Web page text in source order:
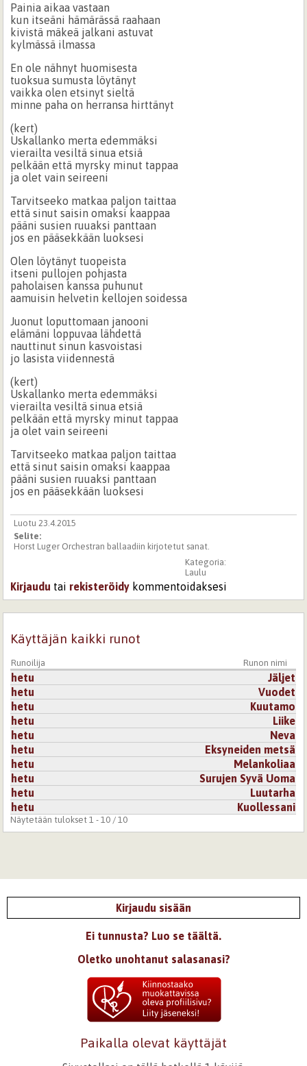
Painia aikaa vastaan
kun itseäni hämärässä raahaan
kivistä mäkeä jalkani astuvat
kylmässä ilmassa
En ole nähnyt huomisesta
tuoksua sumusta löytänyt
vaikka olen etsinyt sieltä
minne paha on herransa hirttänyt
(kert)
Uskallanko merta edemmäksi
vierailta vesiltä sinua etsiä
pelkään että myrsky minut tappaa
ja olet vain seireeni
Tarvitseeko matkaa paljon taittaa
että sinut saisin omaksi kaappaa
pääni susien ruuaksi panttaan
jos en pääsekkään luoksesi
Olen löytänyt tuopeista
itseni pullojen pohjasta
paholaisen kanssa puhunut
aamuisin helvetin kellojen soidessa
Juonut loputtomaan janooni
elämäni loppuvaa lähdettä
nauttinut sinun kasvoistasi
jo lasista viidennestä
(kert)
Uskallanko merta edemmäksi
vierailta vesiltä sinua etsiä
pelkään että myrsky minut tappaa
ja olet vain seireeni
Tarvitseeko matkaa paljon taittaa
että sinut saisin omaksi kaappaa
pääni susien ruuaksi panttaan
jos en pääsekkään luoksesi
Luotu 23.4.2015
Selite:
Horst Luger Orchestran ballaadiin kirjotetut sanat.
Kategoria:
Laulu
Kirjaudu tai rekisteröidy kommentoidaksesi
Käyttäjän kaikki runot
Runoilija Runon nimi
hetu
Jäljet
hetu
Vuodet
hetu
Kuutamo
hetu
Liike
hetu
Neva
hetu
Eksyneiden metsä
hetu
Melankoliaa
hetu
Surujen Syvä Uoma
hetu
Luutarha
hetu
Kuollessani
Näytetään tulokset 1 - 10 / 10
Kirjaudu sisään
Ei tunnusta? Luo se täältä.
Oletko unohtanut salasanasi?
Paikalla olevat käyttäjät